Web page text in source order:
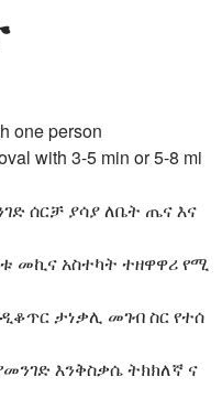
one person
with 3-5 min or 5-8 mi
ሰርቻ ያሳያ ለቤት ጤና እና
መኪና አስተካት ተዘዋዋሪ የሚ
ታነቃሊ መገብ ስር የተሰ
እንቅስቃሴ ትክክለኛ ና